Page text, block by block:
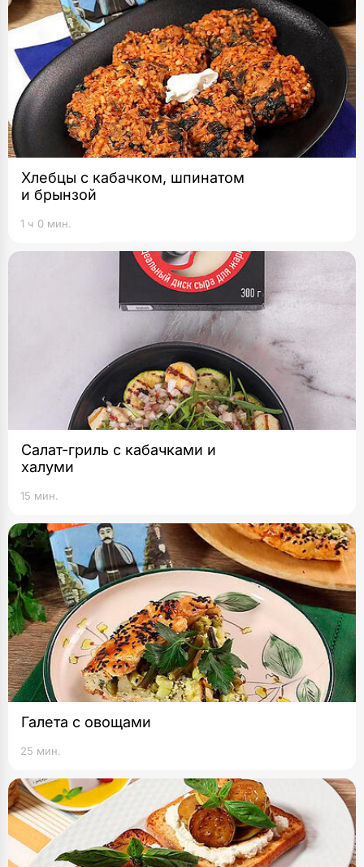
Хлебцы с кабачком, шпинатом
и брынзой
1 ч 0 мин.
Салат-гриль с кабачками и
халуми
15 мин.
Галета с овощами
25 мин.